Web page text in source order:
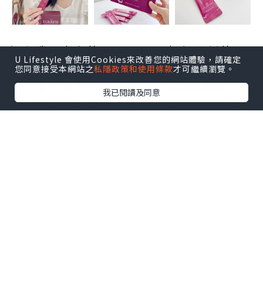
好在我而家有飲naära luxe娜妍晶皙飲，
蘊含精選頂級珍稀植萃成分：法國白醋
栗、專利以色列冰晶番茄、法國紫蘿蔔，
並以微脂粒包覆技術讓成分有更佳嘅利用
U Lifestyle 會使用Cookies來改善您的網站體驗，請確定
您同意接受本網站之私隱政策和使用條款才可繼續瀏覽。
我已閱讀及同意